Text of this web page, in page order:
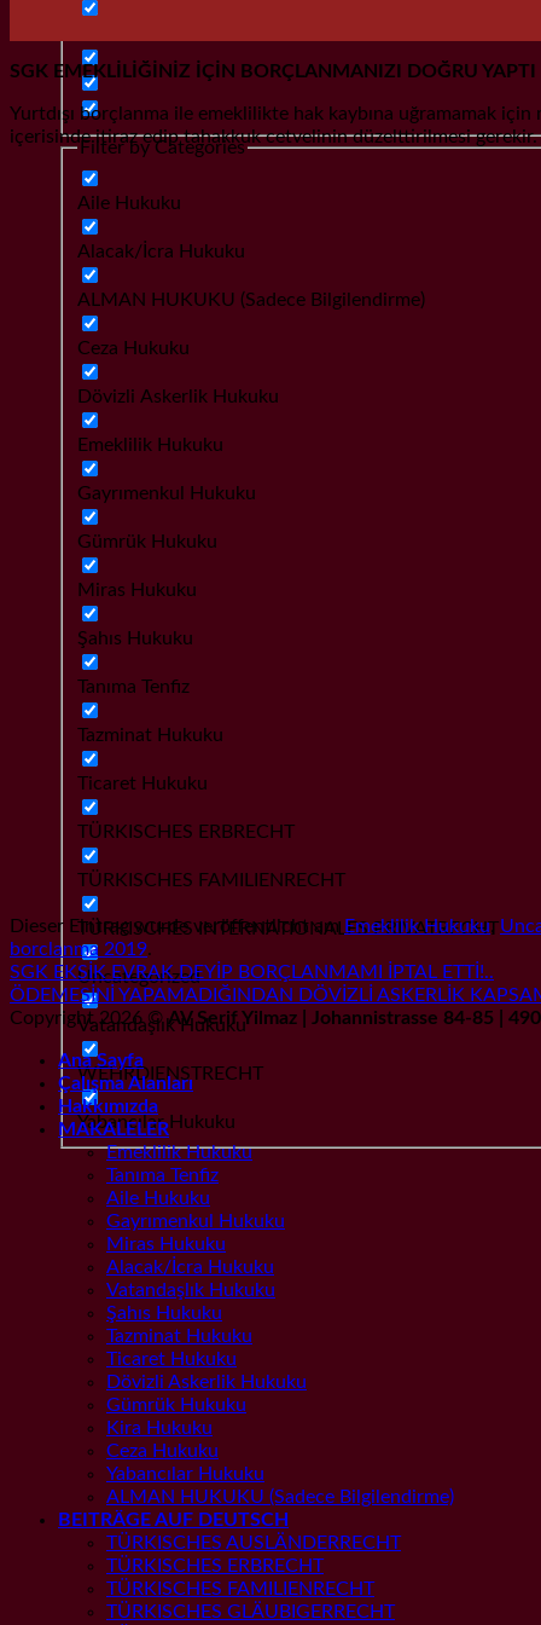
Filter by Categories
Aile Hukuku
Alacak/İcra Hukuku
ALMAN HUKUKU (Sadece Bilgilendirme)
Ceza Hukuku
Dövizli Askerlik Hukuku
Emeklilik Hukuku
Gayrımenkul Hukuku
Gümrük Hukuku
Miras Hukuku
Şahıs Hukuku
Tanıma Tenfiz
Tazminat Hukuku
Ticaret Hukuku
TÜRKISCHES ERBRECHT
TÜRKISCHES FAMILIENRECHT
TÜRKISCHES INTERNATIONALES PRIVATRECHT
Uncategorized
Vatandaşlık Hukuku
WEHRDIENSTRECHT
Yabancılar Hukuku
SGK EMEKLİLİĞİNİZ İÇİN BORÇLANMANIZI DOĞRU YAPTI
Yurtdışı borçlanma ile emeklilikte hak kaybına uğramamak
içerisinde itiraz edip tahakkuk cetvelinin düzelttirilmesi gerekir.
Dieser Eintrag wurde veröffentlicht am Emeklilik Hukuku,
borclanma 2019.
SGK EKSİK EVRAK DEYİP BORÇLANMAMI İPTAL ETTİ!..
ÖDEMESİNİ YAPAMADIĞINDAN DÖVİZLİ ASKERLİK
Copyright 2026 ©AV Serif Yilmaz | Johannistrasse 84-85 |
Ana Sayfa
Çalışma Alanları
Hakkımızda
MAKALELER
Emeklilik Hukuku
Tanıma Tenfiz
Aile Hukuku
Gayrımenkul Hukuku
Miras Hukuku
Alacak/İcra Hukuku
Vatandaşlık Hukuku
Şahıs Hukuku
Tazminat Hukuku
Ticaret Hukuku
Dövizli Askerlik Hukuku
Gümrük Hukuku
Kira Hukuku
Ceza Hukuku
Yabancılar Hukuku
ALMAN HUKUKU (Sadece Bilgilendirme)
BEITRÄGE AUF DEUTSCH
TÜRKISCHES AUSLÄNDERRECHT
TÜRKISCHES ERBRECHT
TÜRKISCHES FAMILIENRECHT
TÜRKISCHES GLÄUBIGERRECHT